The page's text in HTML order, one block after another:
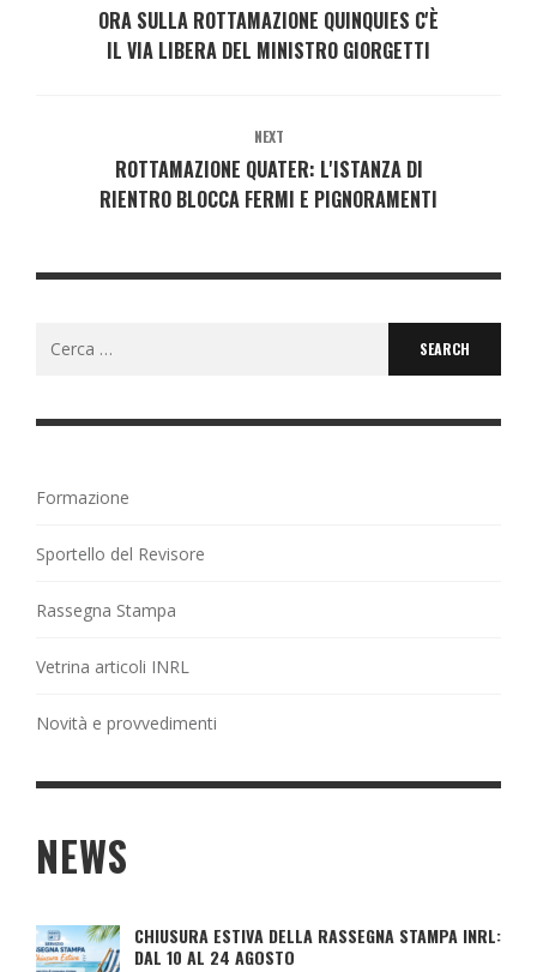
ORA SULLA ROTTAMAZIONE QUINQUIES C'È
IL VIA LIBERA DEL MINISTRO GIORGETTI
NEXT
ROTTAMAZIONE QUATER: L'ISTANZA DI
RIENTRO BLOCCA FERMI E PIGNORAMENTI
Formazione
Sportello del Revisore
Rassegna Stampa
Vetrina articoli INRL
Novità e provvedimenti
NEWS
CHIUSURA ESTIVA DELLA RASSEGNA STAMPA INRL:
DAL 10 AL 24 AGOSTO